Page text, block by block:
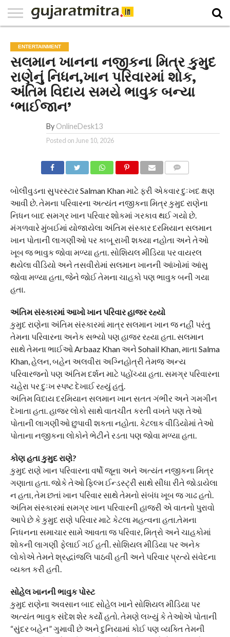
PAPER
NATIONAL
WORLD
BUSINESS
SPORTS
GUJARAT
OPINION
MORE
ENTERTAINMENT
સલમાન ખાનના નજીકના મિત્ર કુમુદ
રાણેનું નિધન,ખાન પરિવારમાં શોક,
અંતિમ વિદાય સમયે ભાવુક બન્યા
‘ભાઈજાન’
By OnlineDesk13
Posted on June 10, 2026
બોલીવુડના સુપરસ્ટાર Salman Khan માટે ફરી એકવાર દુઃખદ ક્ષણ
આવી છે. તેમના પરિવારના અત્યંત નજીકના મિત્ર કુમુદ રાણેના
નિધન બાદ સમગ્ર ખાન પરિવાર શોકમાં ગરકાવ થઈ ગયો છે.
મંગળવારે મુંબઈમાં યોજાયેલા અંતિમ સંસ્કાર દરમિયાન સલમાન
ખાન પોતાની લાગણીઓ પર કાબૂ રાખી શક્યા નહોતા અને તેઓ
ખૂબ જ ભાવુક જોવા મળ્યા હતા. સોશિયલ મીડિયા પર વાયરલ
થયેલા વીડિયો અને તસવીરોમાં સલમાન ખાનની આંખોમાં આંસુ
જોવા મળ્યા હતા, જેને જોઈ તેમના ચાહકો પણ ભાવુક બની ગયા
હતા.
અંતિમ સંસ્કારમાં આખો ખાન પરિવાર હાજર રહ્યો
કુમુદ રાણેના અંતિમ સંસ્કારમાં માત્ર સલમાન ખાન જ નહીં પરંતુ
તેમના પરિવારના અનેક સભ્યો પણ હાજર રહ્યા હતા. સલમાન
સાથે તેમના ભાઈઓ Arbaaz Khan અને Sohail Khan, માતા Salma
Khan, હેલન, બહેન અલવીરા અગ્નિહોત્રી તેમજ અન્ય
પરિવારજનો પણ અંતિમ દર્શન માટે પહોંચ્યા હતા. સમગ્ર પરિવારના
ચહેરા પર દુઃખ સ્પષ્ટ દેખાઈ રહ્યું હતું.
અંતિમ વિદાય દરમિયાન સલમાન ખાન સતત ગંભીર અને ગમગીન
દેખાતા હતા. હાજર લોકો સાથે વાતચીત કરતી વખતે પણ તેઓ
પોતાની લાગણીઓ છુપાવી શકતા નહોતા. કેટલાક વીડિયોમાં તેઓ
પોતાના નજીકના લોકોને ભેટીને રડતા પણ જોવા મળ્યા હતા.
કોણ હતા કુમુદ રાણે?
કુમુદ રાણે ખાન પરિવારના વર્ષો જૂના અને અત્યંત નજીકના મિત્ર
ગણાતા હતા. જોકે તેઓ ફિલ્મ ઈન્ડસ્ટ્રી સાથે સીધા રીતે જોડાયેલા
ન હતા, તેમ છતાં ખાન પરિવાર સાથે તેમનો સંબંધ ખૂબ જ ગાઢ હતો.
અંતિમ સંસ્કારમાં સમગ્ર ખાન પરિવારની હાજરી એ વાતનો પુરાવો
આપે છે કે કુમુદ રાણે પરિવાર માટે કેટલા મહત્વના હતા.તેમના
નિધનના સમાચાર સામે આવતા જ પરિવાર, મિત્રો અને ચાહકોમાં
શોકની લાગણી ફેલાઈ ગઈ હતી. સોશિયલ મીડિયા પર અનેક
લોકોએ તેમને શ્રદ્ધાંજલિ પાઠવી હતી અને પરિવાર પ્રત્યે સંવેદના
વ્યક્ત કરી હતી.
સોહેલ ખાનની ભાવુક પોસ્ટ
કુમુદ રાણેના અવસાન બાદ સોહેલ ખાને સોશિયલ મીડિયા પર
અત્યંત ભાવુક સંદેશ શેર કર્યો હતો. તેમણે લખ્યું કે તેઓએ પોતાની
“સુંદર બહેન” ગુમાવી છે અને દુનિયામાં કોઈ પણ વ્યક્તિ તેમની